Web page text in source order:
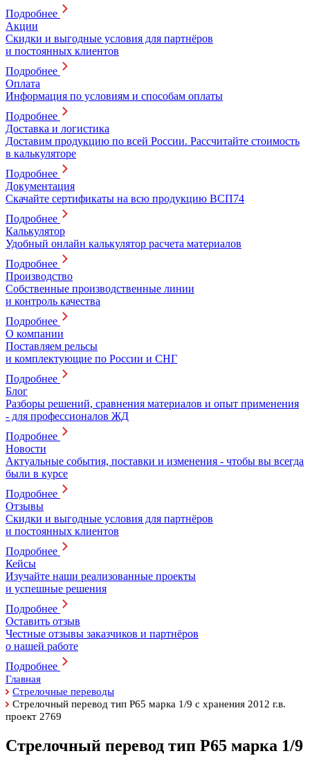
Подробнее
Акции
Скидки и выгодные условия для партнёров
и постоянных клиентов
Подробнее
Оплата
Информация по условиям и способам оплаты
Подробнее
Доставка и логистика
Доставим продукцию по всей России. Рассчитайте стоимость
в калькуляторе
Подробнее
Документация
Скачайте сертификаты на всю продукцию ВСП74
Подробнее
Калькулятор
Удобный онлайн калькулятор расчета материалов
Подробнее
Производство
Собственные производственные линии
и контроль качества
Подробнее
О компании
Поставляем рельсы
и комплектующие по России и СНГ
Подробнее
Блог
Разборы решений, сравнения материалов и опыт применения
- для профессионалов ЖД
Подробнее
Новости
Актуальные события, поставки и изменения - чтобы вы всегда
были в курсе
Подробнее
Отзывы
Скидки и выгодные условия для партнёров
и постоянных клиентов
Подробнее
Кейсы
Изучайте наши реализованные проекты
и успешные решения
Подробнее
Оставить отзыв
Честные отзывы заказчиков и партнёров
о нашей работе
Подробнее
Главная
Стрелочные переводы
Стрелочный перевод тип Р65 марка 1/9 с хранения 2012 г.в.
проект 2769
Стрелочный перевод тип Р65 марка 1/9